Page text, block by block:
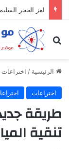
لغز الحجر
بحث عن
الرئيسية / اختراعات
اختراعات
طريقة
تنقية